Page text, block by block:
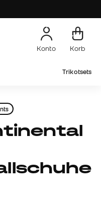
Konto Korb
Trikotsets